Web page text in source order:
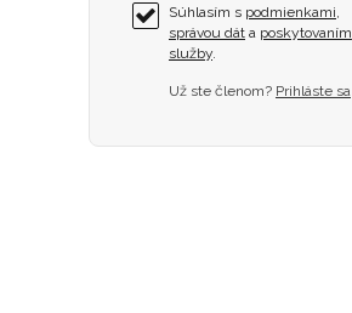
Súhlasím s podmienkami,
správou dát a poskytovaním
služby.
Už ste členom? Prihláste sa